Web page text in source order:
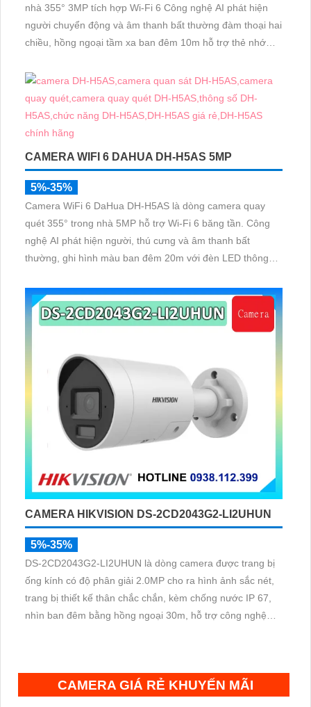
nhà 355° 3MP tích hợp Wi-Fi 6 Công nghệ AI phát hiện
người chuyển động và âm thanh bất thường đàm thoại hai
chiều, hồng ngoại tầm xa ban đêm 10m hỗ trợ thẻ nhớ
DMSS
CAMERA WIFI 6 DAHUA DH-H5AS 5MP
5%-35%
Camera WiFi 6 DaHua DH-H5AS là dòng camera quay
quét 355° trong nhà 5MP hỗ trợ Wi-Fi 6 băng tần. Công
nghệ AI phát hiện người, thú cưng và âm thanh bất
thường, ghi hình màu ban đêm 20m với đèn LED thông
ứng dụng DMSS,
CAMERA HIKVISION DS-2CD2043G2-LI2UHUN
5%-35%
DS-2CD2043G2-LI2UHUN là dòng camera được trang bị
ống kính có độ phân giải 2.0MP cho ra hình ảnh sắc nét,
trang bị thiết kế thân chắc chắn, kèm chống nước IP 67,
nhìn ban đêm bằng hồng ngoại 30m, hỗ trợ công nghệ
CAMERA GIÁ RẺ KHUYẾN MÃI